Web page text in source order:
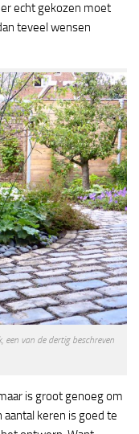
echt gekozen moet
teveel wensen
van de dertig beschreven
is groot genoeg om
keren is goed te